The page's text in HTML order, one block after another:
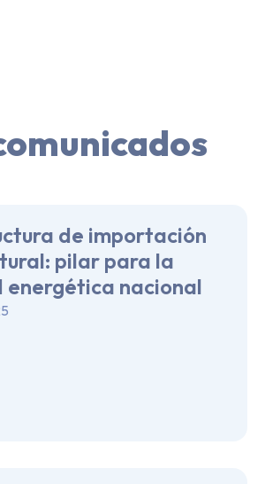
de importación
pilar para la
energética nacional